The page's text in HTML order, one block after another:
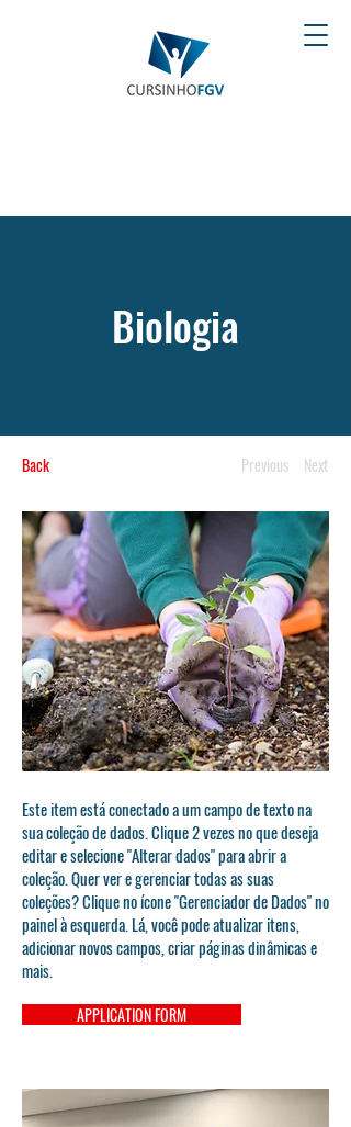
Biologia
Back Previous Next
Este item está conectado a um campo de texto na
sua coleção de dados. Clique 2 vezes no que deseja
editar e selecione "Alterar dados" para abrir a
coleção. Quer ver e gerenciar todas as suas
coleções? Clique no ícone "Gerenciador de Dados" no
painel à esquerda. Lá, você pode atualizar itens,
adicionar novos campos, criar páginas dinâmicas e
mais.
APPLICATION FORM